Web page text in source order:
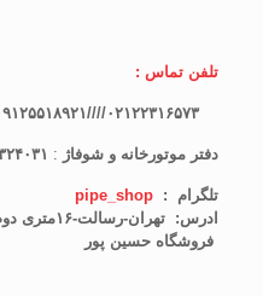
تلفن تماس :
دفتر موتورخانه و شوفاژ :
تلگرام : pipe_shop
فروشگاه حسین پور